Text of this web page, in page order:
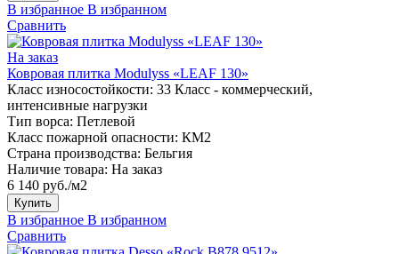
В избранное В избранном
Сравнить
На заказ
Ковровая плитка Modulyss «LEAF 130»
Класс износостойкости: 33 Класс - коммерческий,
интенсивные нагрузки
Тип ворса: Петлевой
Класс пожарной опасности: КМ2
Страна производства: Бельгия
Наличие товара: На заказ
6 140 руб./м2
Купить
В избранное В избранном
Сравнить